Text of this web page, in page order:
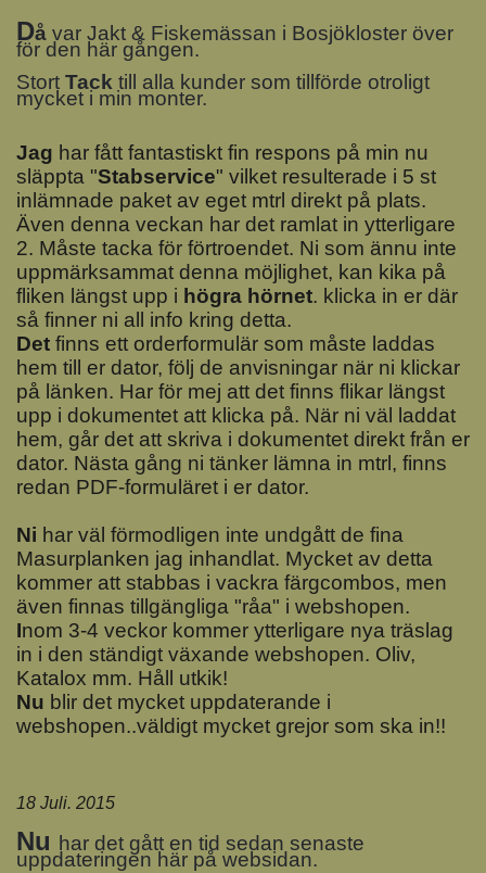
Då var Jakt & Fiskemässan i Bosjökloster över
för den här gången.
Stort Tack till alla kunder som tillförde otroligt
mycket i min monter.
Jag har fått fantastiskt fin respons på min nu
släppta "Stabservice" vilket resulterade i 5 st
inlämnade paket av eget mtrl direkt på plats.
Även denna veckan har det ramlat in ytterligare
2. Måste tacka för förtroendet. Ni som ännu inte
uppmärksammat denna möjlighet, kan kika på
fliken längst upp i högra hörnet. klicka in er där
så finner ni all info kring detta.
Det finns ett orderformulär som måste laddas
hem till er dator, följ de anvisningar när ni klickar
på länken. Har för mej att det finns flikar längst
upp i dokumentet att klicka på. När ni väl laddat
hem, går det att skriva i dokumentet direkt från er
dator. Nästa gång ni tänker lämna in mtrl, finns
redan PDF-formuläret i er dator.
Ni har väl förmodligen inte undgått de fina
Masurplanken jag inhandlat. Mycket av detta
kommer att stabbas i vackra färgcombos, men
även finnas tillgängliga "råa" i webshopen.
Inom 3-4 veckor kommer ytterligare nya träslag
in i den ständigt växande webshopen. Oliv,
Katalox mm. Håll utkik!
Nu blir det mycket uppdaterande i
webshopen..väldigt mycket grejor som ska in!!
18 Juli. 2015
Nu har det gått en tid sedan senaste
uppdateringen här på websidan.